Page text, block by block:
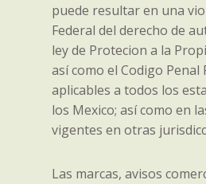
puede resultar en una
Federal del derecho de
ley de Protecion a la
así como el Codigo Penal
aplicables a todos los
los Mexico; así como en
vigentes en otras
Las marcas, avisos